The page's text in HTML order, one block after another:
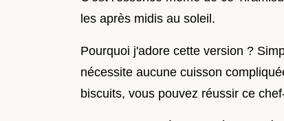
les après midis au soleil.
Pourquoi j'adore cette version ?
nécessite aucune cuisson
biscuits, vous pouvez réussir ce